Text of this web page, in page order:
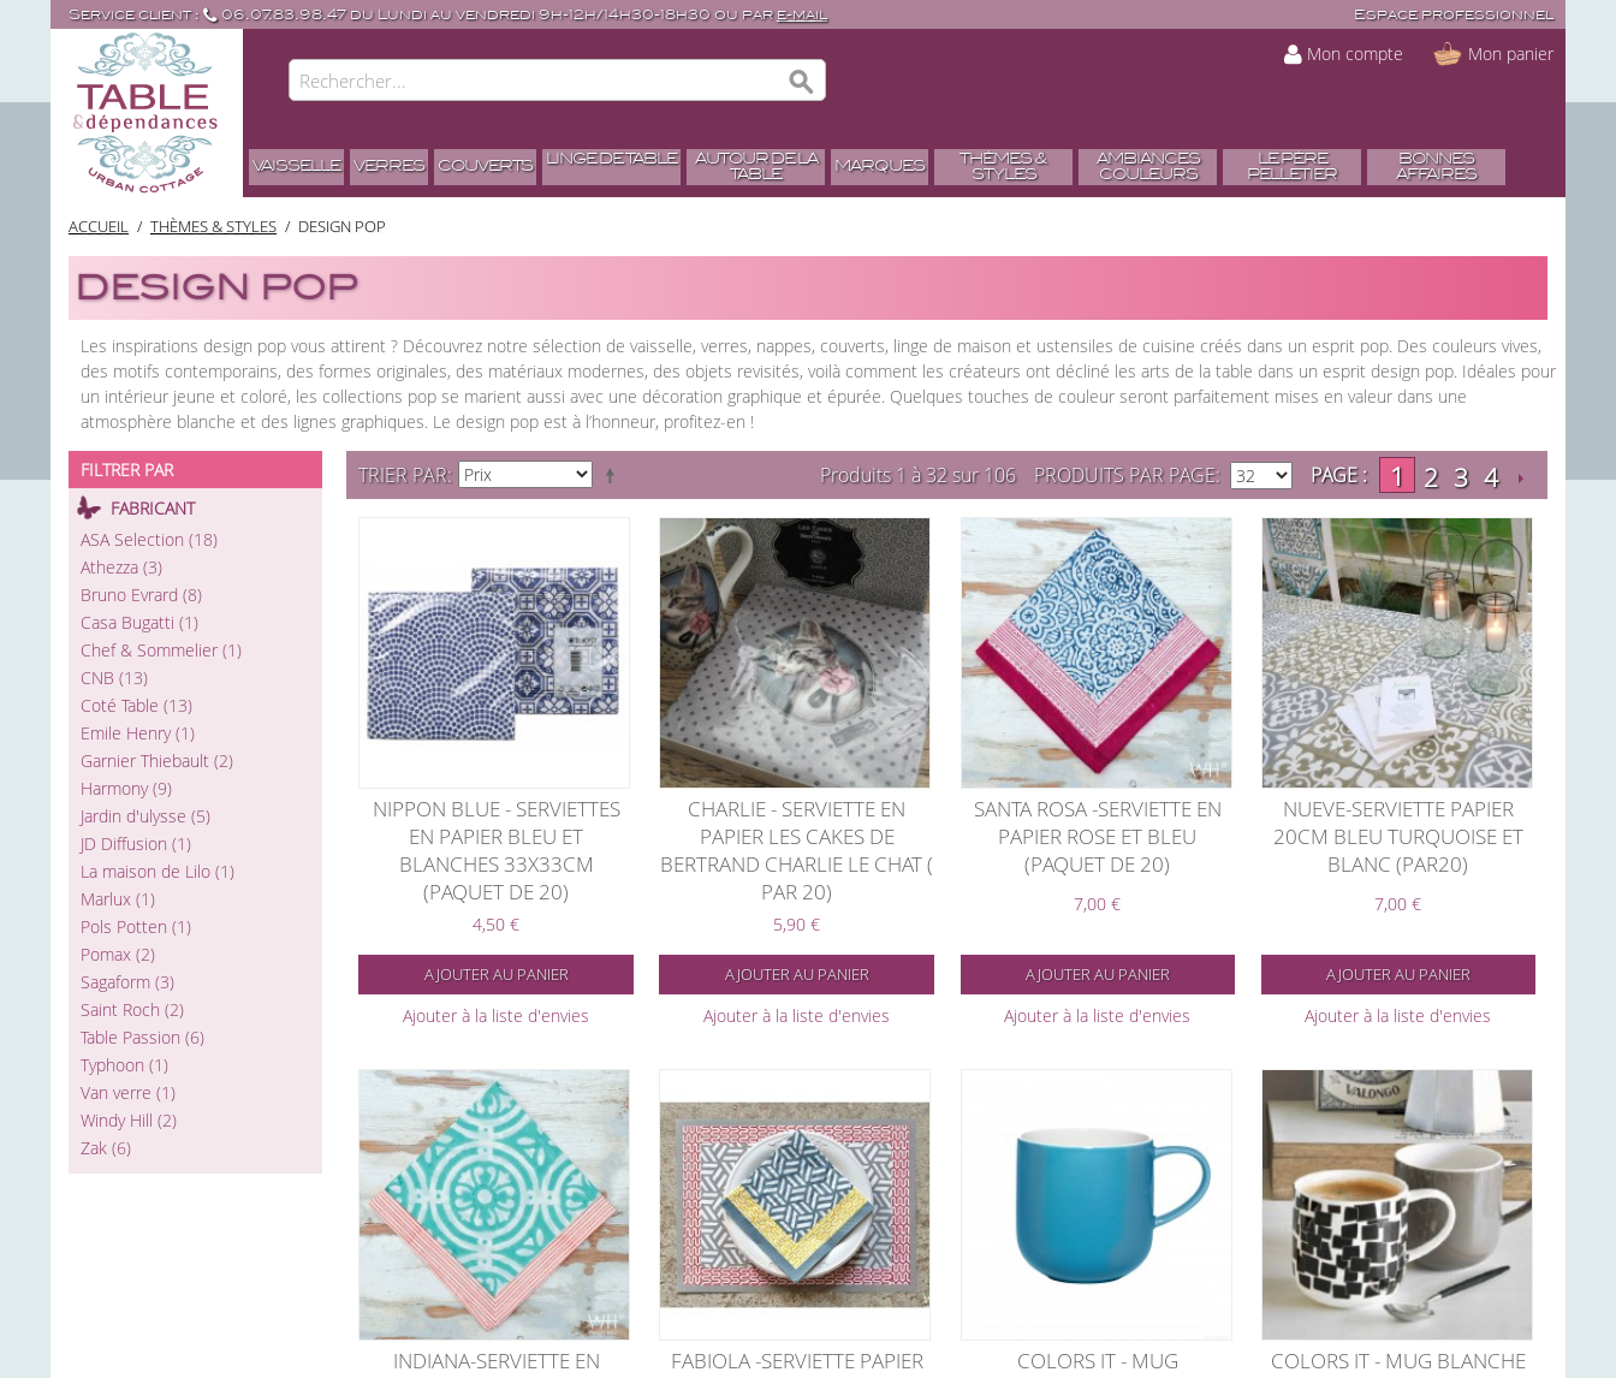
Service client : 06.07.83.98.47 du Lundi au vendredi 9h-12h/14h30-18h30 ou par e-mail Espace professionnel
Mon compte Mon panier
VAISSELLE VERRES COUVERTS LINGE DE TABLE
AUTOUR DE LA
TABLE
MARQUES
THÈMES &
STYLES
AMBIANCES
COULEURS
LE PÈRE
PELLETIER
BONNES
AFFAIRES
ACCUEIL / THÈMES & STYLES / DESIGN POP
DESIGN POP
Les inspirations design pop vous attirent ? Découvrez notre sélection de vaisselle, verres, nappes, couverts, linge de maison et ustensiles de cuisine créés dans un esprit pop. Des couleurs vives,
des motifs contemporains, des formes originales, des matériaux modernes, des objets revisités, voilà comment les créateurs ont décliné les arts de la table dans un esprit design pop. Idéales pour
un intérieur jeune et coloré, les collections pop se marient aussi avec une décoration graphique et épurée. Quelques touches de couleur seront parfaitement mises en valeur dans une
atmosphère blanche et des lignes graphiques. Le design pop est à l’honneur, profitez-en !
FILTRER PAR
FABRICANT
ASA Selection (18)
Athezza (3)
Bruno Evrard (8)
Casa Bugatti (1)
Chef & Sommelier (1)
CNB (13)
Coté Table (13)
Emile Henry(1)
Garnier Thiebault (2)
Harmony(9)
Jardin d'ulysse (5)
JD Diffusion (1)
La maison de Lilo (1)
Marlux (1)
Pols Potten (1)
Pomax (2)
Sagaform (3)
Saint Roch (2)
Table Passion (6)
Typhoon (1)
Van verre (1)
Windy Hill (2)
Zak (6)
TRIER PAR Produits 1 à 32 sur 106 PRODUITS PAR PAGE PAGE : 1 2 3 4
NIPPON BLUE - SERVIETTES
EN PAPIER BLEU ET
BLANCHES 33X33CM
(PAQUET DE 20)
4,50 €
AJOUTER AU PANIER
Ajouter à la liste d'envies
CHARLIE - SERVIETTE EN
PAPIER LES CAKES DE
BERTRAND CHARLIE LE CHAT (
PAR 20)
5,90 €
AJOUTER AU PANIER
Ajouter à la liste d'envies
SANTA ROSA -SERVIETTE EN
PAPIER ROSE ET BLEU
(PAQUET DE 20)
7,00 €
AJOUTER AU PANIER
Ajouter à la liste d'envies
NUEVE-SERVIETTE PAPIER
20CM BLEU TURQUOISE ET
BLANC (PAR20)
7,00 €
AJOUTER AU PANIER
Ajouter à la liste d'envies
INDIANA-SERVIETTE EN
FABIOLA -SERVIETTE PAPIER
COLORS IT - MUG
COLORS IT - MUG BLANCHE